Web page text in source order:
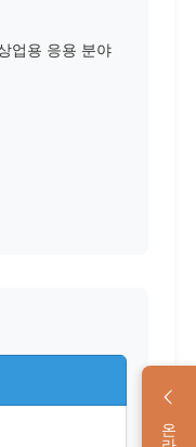
업용 응용 분야